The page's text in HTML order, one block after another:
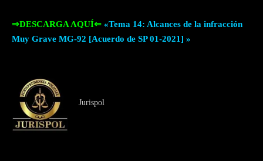
⇒DESCARGA AQUÍ⇐ «Tema 14: Alcances de la infracción
Muy Grave MG-92 [Acuerdo de SP 01-2021] »
Jurispol